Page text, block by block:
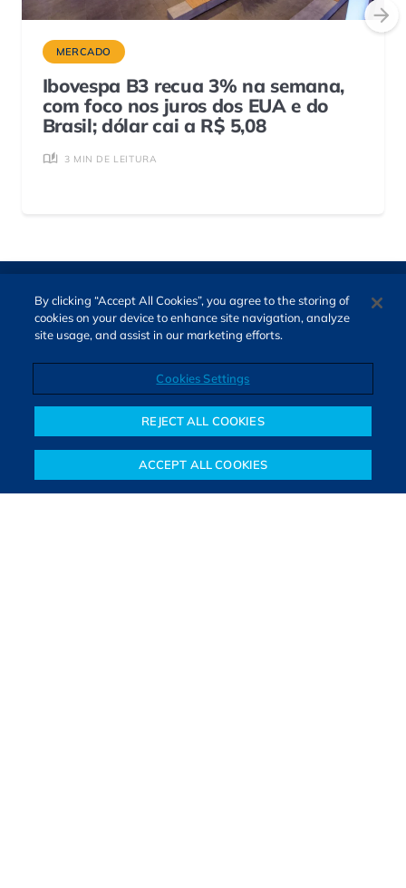
Notícias Colunistas Objetivos financeiros Investimentos Mais
MERCADO
Ibovespa B3 recua 3% na semana,
com foco nos juros dos EUA e do
Brasil; dólar cai a R$ 5,08
3 MIN DE LEITURA
O Bora Investir, site de notícias e educação financeira da B3,
oferece notícias e conteúdos especializados sobre o mercado
financeiro e diversos tipos de investimentos. Com redação
composta por especialistas, o site proporciona aprendizado
sólido e confiável, além de artigos de parceiros que ampliam
By clicking “Accept All Cookies”, you agree to the storing of
cookies on your device to enhance site navigation, analyze
site usage, and assist in our marketing efforts.
Cookies Settings
REJECT ALL COOKIES
ACCEPT ALL COOKIES